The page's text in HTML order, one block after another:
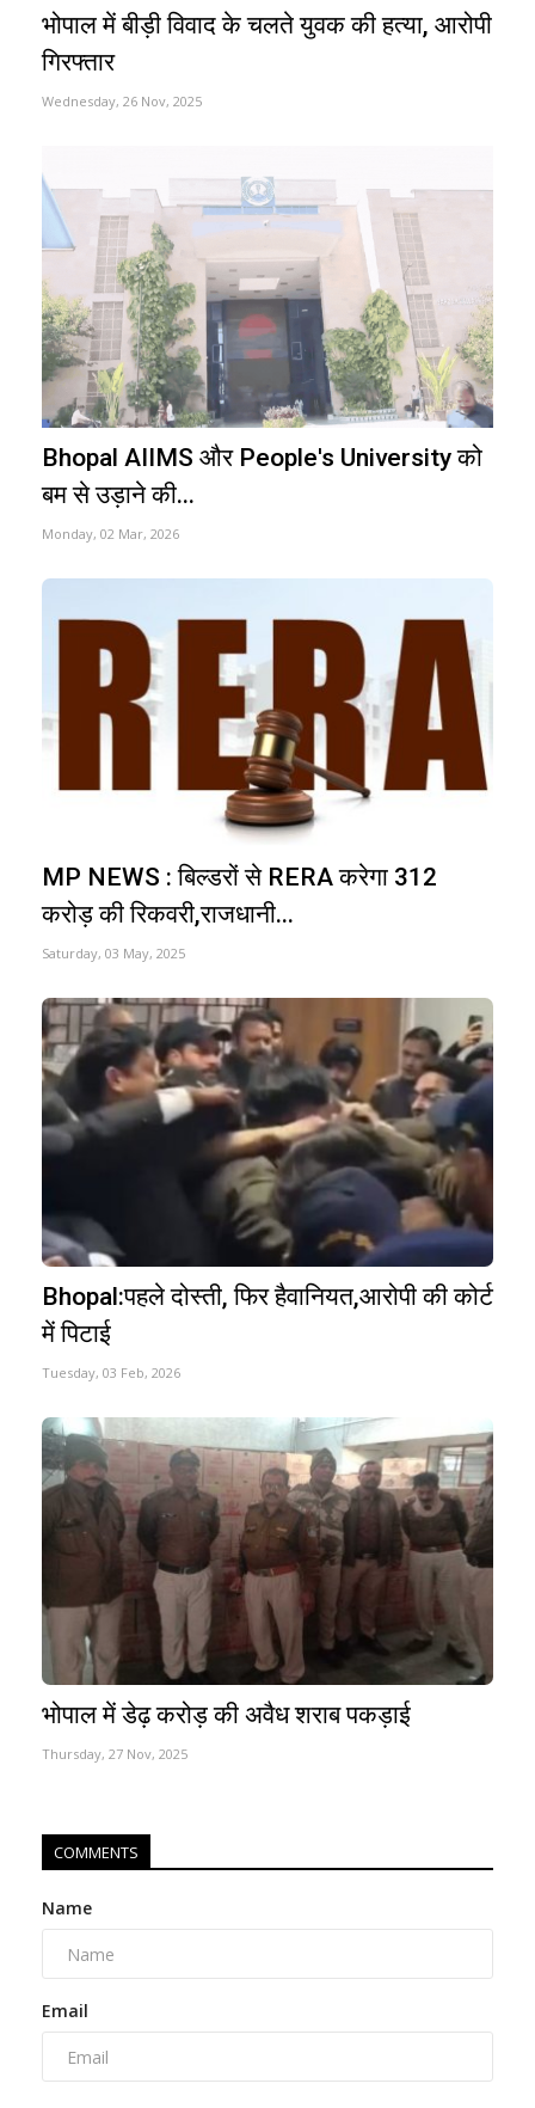
भोपाल में बीड़ी विवाद के चलते युवक की हत्या, आरोपी
गिरफ्तार
Wednesday, 26 Nov, 2025
Bhopal AIIMS और People's University को
बम से उड़ाने की...
Monday, 02 Mar, 2026
MP NEWS : बिल्डरों से RERA करेगा 312
करोड़ की रिकवरी,राजधानी...
Saturday, 03 May, 2025
Bhopal:पहले दोस्ती, फिर हैवानियत,आरोपी की कोर्ट
में पिटाई
Tuesday, 03 Feb, 2026
भोपाल में डेढ़ करोड़ की अवैध शराब पकड़ाई
Thursday, 27 Nov, 2025
COMMENTS
Name
Email